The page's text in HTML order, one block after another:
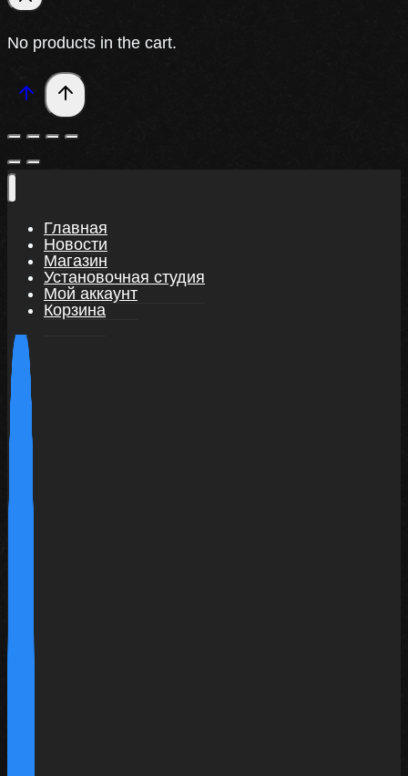
No products in the cart.
Главная
Новости
Магазин
Установочная студия
Мой аккаунт
Корзина